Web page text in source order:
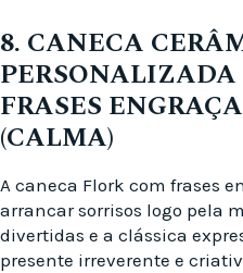
8. CANECA
PERSONALIZADA
FRASES
(CALMA)
A caneca Flork com frases
arrancar sorrisos logo pela
divertidas e a clássica
presente irreverente e